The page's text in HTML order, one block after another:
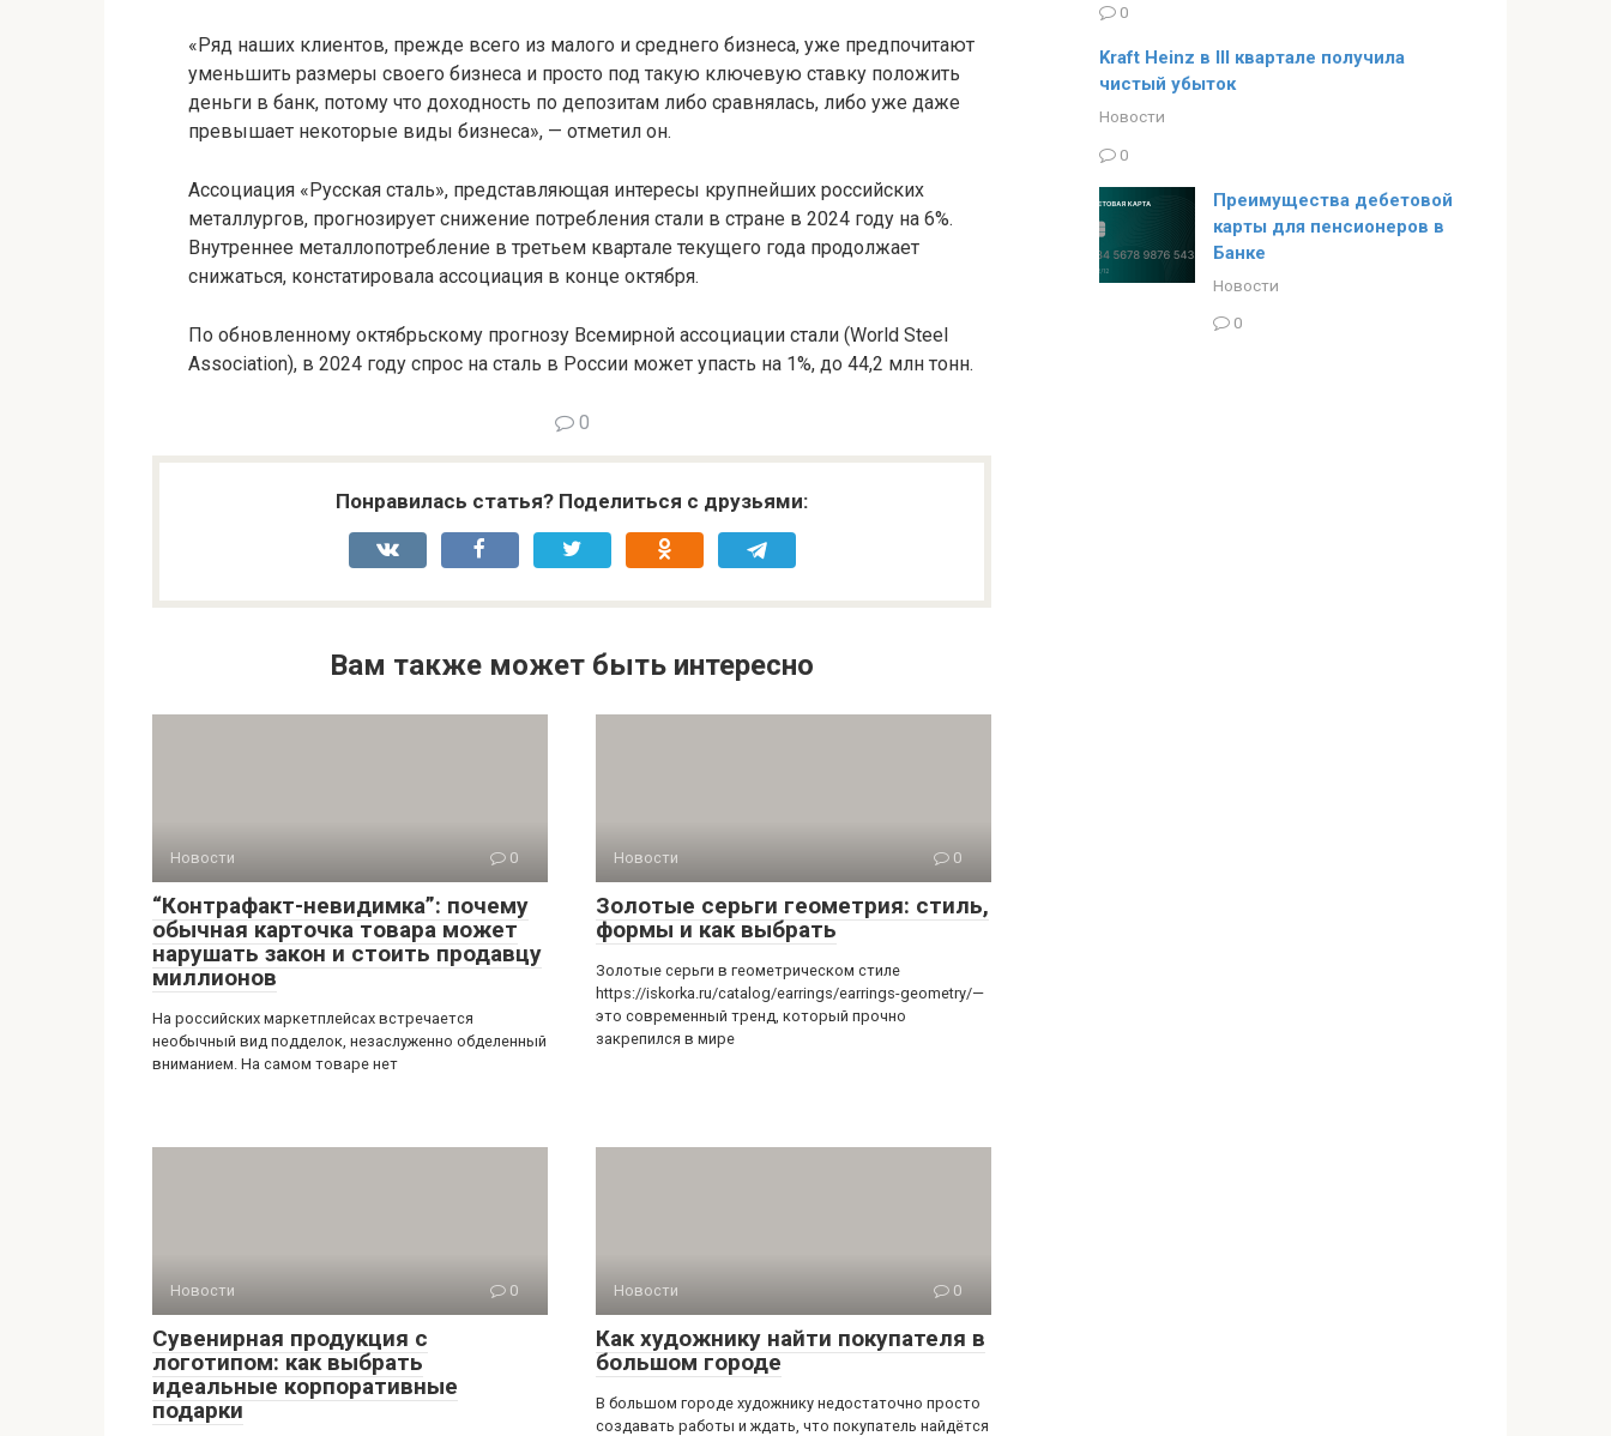
«Ряд наших клиентов, прежде всего из малого и среднего бизнеса, уже предпочитают
уменьшить размеры своего бизнеса и просто под такую ключевую ставку положить
деньги в банк, потому что доходность по депозитам либо сравнялась, либо уже даже
превышает некоторые виды бизнеса», — отметил он.
Ассоциация «Русская сталь», представляющая интересы крупнейших российских
металлургов, прогнозирует снижение потребления стали в стране в 2024 году на 6%.
Внутреннее металлопотребление в третьем квартале текущего года продолжает
снижаться, констатировала ассоциация в конце октября.
По обновленному октябрьскому прогнозу Всемирной ассоциации стали (World Steel
Association), в 2024 году спрос на сталь в России может упасть на 1%, до 44,2 млн тонн.
0
Понравилась статья? Поделиться с друзьями:
Вам также может быть интересно
Новости 0
“Контрафакт-невидимка”: почему
обычная карточка товара может
нарушать закон и стоить продавцу
миллионов
На российских маркетплейсах встречается
необычный вид подделок, незаслуженно обделенный
вниманием. На самом товаре нет
Новости 0
Золотые серьги геометрия: стиль,
формы и как выбрать
Золотые серьги в геометрическом стиле
https://iskorka.ru/catalog/earrings/earrings-geometry/—
это современный тренд, который прочно
закрепился в мире
Новости 0
Сувенирная продукция с
логотипом: как выбрать
идеальные корпоративные
подарки
Новости 0
Как художнику найти покупателя в
большом городе
В большом городе художнику недостаточно просто
создавать работы и ждать, что покупатель найдётся
0
Kraft Heinz в III квартале получила
чистый убыток
Новости
0
Преимущества дебетовой
карты для пенсионеров в
Банке
Новости
0